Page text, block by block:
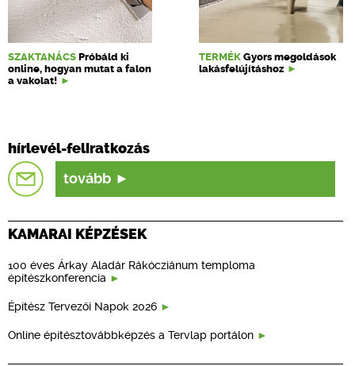
SZAKTANÁCS Próbáld ki
online, hogyan mutat a falon
a vakolat!
TERMÉK Gyors megoldások
lakásfelújításhoz
hírlevél-feliratkozás
tovább
KAMARAI KÉPZÉSEK
100 éves Árkay Aladár Rákócziánum temploma
építészkonferencia
Építész Tervezői Napok 2026
Online építésztovábbképzés a Tervlap portálon